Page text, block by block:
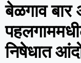
बेळगाव
निषेधात